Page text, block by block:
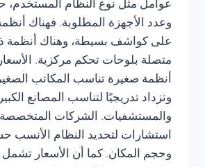
عوامل مثل نوع النظام المستخدم،
وعدد الأجهزة المطلوبة. فهناك
على كواشف بسيطة، وهناك أنظمة
متصلة بلوحات تحكم مركزية.
أنظمة صغيرة تناسب المكاتب
وتزداد تدريجيًا لتناسب المصانع
والمستشفيات. الشركات
استشارات لتحديد النظام الأنسب
وحجم المكان. كما أن الأسعار تشمل